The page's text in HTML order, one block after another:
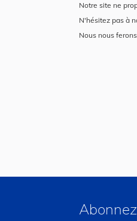
Notre site ne
N'hésitez pas à
Nous nous